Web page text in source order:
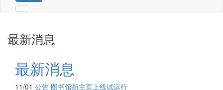
最新消息
最新消息
11/01 公告 图书馆新主页上线试运行